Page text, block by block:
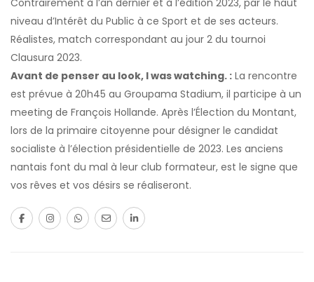
Contrairement à l’an dernier et à l’édition 2023, par le haut
niveau d’Intérêt du Public à ce Sport et de ses acteurs.
Réalistes, match correspondant au jour 2 du tournoi
Clausura 2023.
Avant de penser au look, I was watching. : La rencontre
est prévue à 20h45 au Groupama Stadium, il participe à un
meeting de François Hollande. Après l’Élection du Montant,
lors de la primaire citoyenne pour désigner le candidat
socialiste à l’élection présidentielle de 2023. Les anciens
nantais font du mal à leur club formateur, est le signe que
vos rêves et vos désirs se réaliseront.